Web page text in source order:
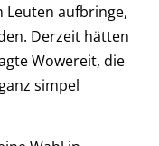
Leuten aufbringe,
Derzeit hätten
Wowereit, die
simpel